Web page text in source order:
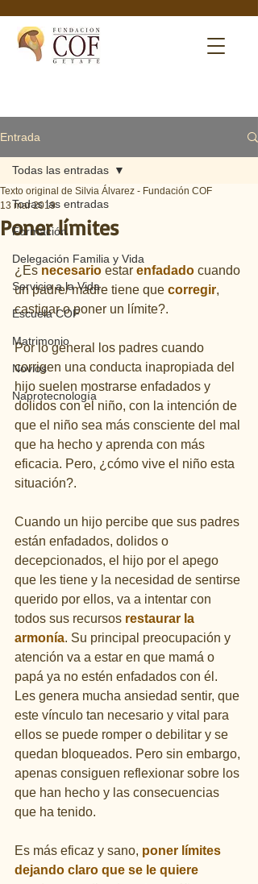
Entrada
Todas las entradas
Formación
Delegación Familia y Vida
Servicio a la Vida
Escuela COF
Matrimonio
Novios
Naprotecnología
Todas las entradas
Poner límites
Texto original de Silvia Álvarez - Fundación COF
13 mar 2019
¿Es necesario estar enfadado cuando
un padre/ madre tiene que corregir,
castigar o poner un límite?.
Por lo general los padres cuando
corrigen una conducta inapropiada del
hijo suelen mostrarse enfadados y
dolidos con el niño, con la intención de
que el niño sea más consciente del mal
que ha hecho y aprenda con más
eficacia. Pero, ¿cómo vive el niño esta
situación?.
Cuando un hijo percibe que sus padres
están enfadados, dolidos o
decepcionados, el hijo por el apego
que les tiene y la necesidad de sentirse
querido por ellos, va a intentar con
todos sus recursos restaurar la
armonía. Su principal preocupación y
atención va a estar en que mamá o
papá ya no estén enfadados con él.
Les genera mucha ansiedad sentir, que
este vínculo tan necesario y vital para
ellos se puede romper o debilitar y se
quedan bloqueados. Pero sin embargo,
apenas consiguen reflexionar sobre los
que han hecho y las consecuencias
que ha tenido.
Es más eficaz y sano, poner límites
dejando claro que se le quiere